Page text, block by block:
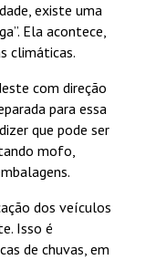
existe uma
Ela acontece,
climáticas.
com direção
para essa
que pode ser
mofo,
dos veículos
Isso é
de chuvas, em